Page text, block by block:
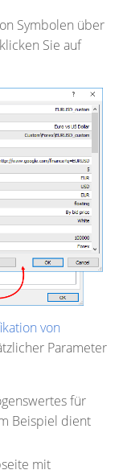
Symbolen über
Sie auf
von
Parameter
für
Beispiel dient
mit